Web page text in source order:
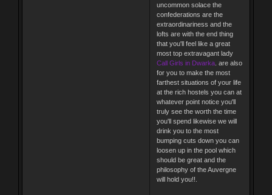
uncommon solace the
confederations are the
extraordinariness and the
lofts are with the end thing
that you'll feel like a great
most top extravagant lady
Call Girls in Dwarka. are also
for you to make the most
farthest situations of your life
at the rich hostels you can at
whatever point notice you'll
truly see the worth the time
you'll spend likewise we will
drink you to the most
bumping cuts down you can
loosen up in the pool which
should be great and the
philosophy of the Auvergne
will hold you!!.